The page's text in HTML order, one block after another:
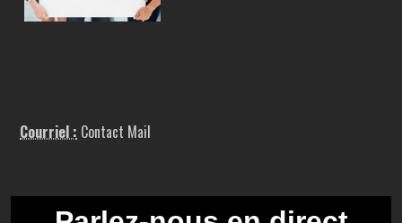
Courriel : Contact Mail